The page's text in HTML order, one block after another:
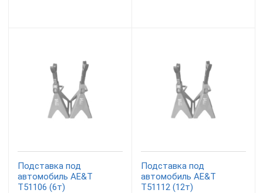
Подставка под
автомобиль AE&T
T51106 (6т)
Подставка под
автомобиль AE&T
T51112 (12т)